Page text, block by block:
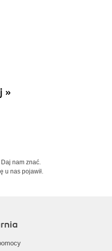
»
nam znać.
u nas pojawił.